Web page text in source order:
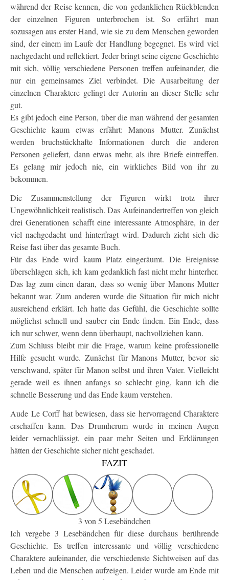
während der Reise kennen, die von gedanklichen Rückblenden
der einzelnen Figuren unterbrochen ist. So erfährt man
sozusagen aus erster Hand, wie sie zu dem Menschen geworden
sind, der einem im Laufe der Handlung begegnet. Es wird viel
nachgedacht und reflektiert. Jeder bringt seine eigene Geschichte
mit sich, völlig verschiedene Personen treffen aufeinander, die
nur ein gemeinsames Ziel verbindet. Die Ausarbeitung der
einzelnen Charaktere gelingt der Autorin an dieser Stelle sehr
gut.
Es gibt jedoch eine Person, über die man während der gesamten
Geschichte kaum etwas erfährt: Manons Mutter. Zunächst
werden bruchstückhafte Informationen durch die anderen
Personen geliefert, dann etwas mehr, als ihre Briefe eintreffen.
Es gelang mir jedoch nie, ein wirkliches Bild von ihr zu
bekommen.
Die Zusammenstellung der Figuren wirkt trotz ihrer
Ungewöhnlichkeit realistisch. Das Aufeinandertreffen von gleich
drei Generationen schafft eine interessante Atmosphäre, in der
viel nachgedacht und hinterfragt wird. Dadurch zieht sich die
Reise fast über das gesamte Buch.
Für das Ende wird kaum Platz eingeräumt. Die Ereignisse
überschlagen sich, ich kam gedanklich fast nicht mehr hinterher.
Das lag zum einen daran, dass so wenig über Manons Mutter
bekannt war. Zum anderen wurde die Situation für mich nicht
ausreichend erklärt. Ich hatte das Gefühl, die Geschichte sollte
möglichst schnell und sauber ein Ende finden. Ein Ende, dass
ich nur schwer, wenn denn überhaupt, nachvollziehen kann.
Zum Schluss bleibt mir die Frage, warum keine professionelle
Hilfe gesucht wurde. Zunächst für Manons Mutter, bevor sie
verschwand, später für Manon selbst und ihren Vater. Vielleicht
gerade weil es ihnen anfangs so schlecht ging, kann ich die
schnelle Besserung und das Ende kaum verstehen.
Aude Le Corff hat bewiesen, dass sie hervorragend Charaktere
erschaffen kann. Das Drumherum wurde in meinen Augen
leider vernachlässigt, ein paar mehr Seiten und Erklärungen
hätten der Geschichte sicher nicht geschadet.
FAZIT
3 von 5 Lesebändchen
Ich vergebe 3 Lesebändchen für diese durchaus berührende
Geschichte. Es treffen interessante und völlig verschiedene
Charaktere aufeinander, die verschiedenste Sichtweisen auf das
Leben und die Menschen aufzeigen. Leider wurde am Ende mit